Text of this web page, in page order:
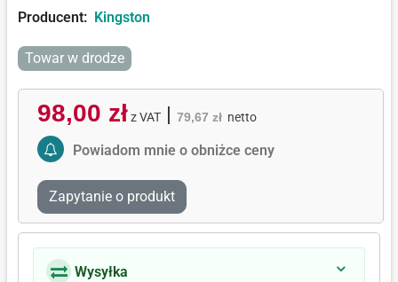
Producent: Kingston
Towar w drodze
98,00 zł z VAT| 79,67 zł netto
Activate Price Alert
Powiadom mnie o obniżce ceny
Zapytanie o produkt
Wysyłka